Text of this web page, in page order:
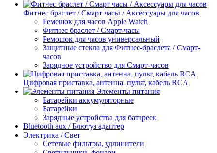
Фитнес браслет / Смарт часы / Аксессуары для часов
Ремешок для часов Apple Watch
Фитнес браслет / Смарт-часы
Ремошок для часов универсальный
Защитные стекла для Фитнес-браслета / Смарт-
часов
Зарядное устройство для Смарт-часов
Цифровая приставка, антенна, пульт, кабель RCA
Элементы питания
Батарейки аккумуляторные
Батарейки
Зарядные устройства для батареек
Bluetooth aux / Блютуз адаптер
Электрика / Свет
Сетевые фильтры, удлинители